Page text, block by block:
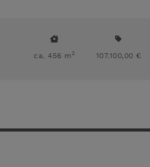
ca. 456 m2 107.100,00 €